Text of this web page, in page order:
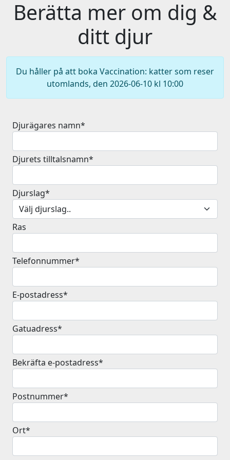
Berätta mer om dig &
ditt djur
Du håller på att boka Vaccination: katter som reser
utomlands, den 2026-06-10 kl 10:00
Djurägares namn*
Djurets tilltalsnamn*
Djurslag*
Ras
Telefonnummer*
E-postadress*
Gatuadress*
Bekräfta e-postadress*
Postnummer*
Ort*